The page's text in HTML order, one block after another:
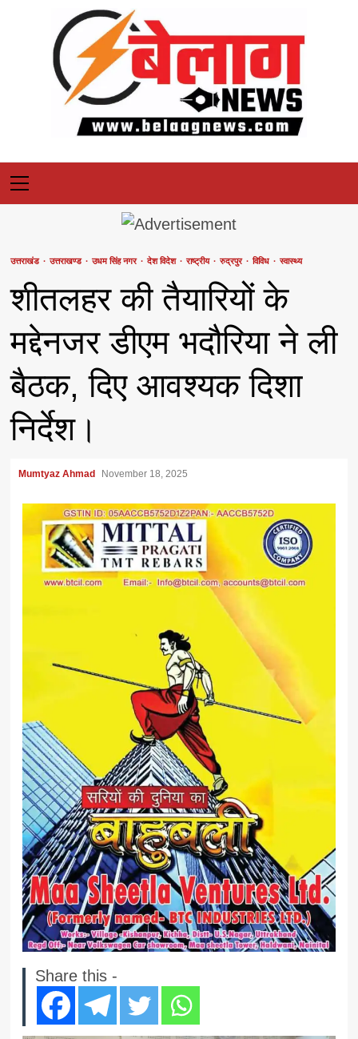
Primary
Menu
उत्तराखंड उत्तराखण्ड उधम सिंह नगर देश विदेश राष्ट्रीय रुद्रपुर विविध स्वास्थ्य
शीतलहर की तैयारियों के
मद्देनजर डीएम भदौरिया ने ली
बैठक, दिए आवश्यक दिशा
निर्देश।
Mumtyaz Ahmad November 18, 2025
Share this -